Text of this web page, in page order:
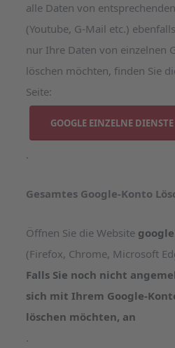
alle Daten von
(Youtube, G-Mail etc.)
nur Ihre Daten von einzelnen
löschen möchten, finden Sie
Seite:
GOOGLE EINZELNE
.
Gesamtes Google-Konto
Öffnen Sie die Website
(Firefox, Chrome, Microsoft
Falls Sie noch nicht
sich mit Ihrem Google-
löschen möchten, an
.